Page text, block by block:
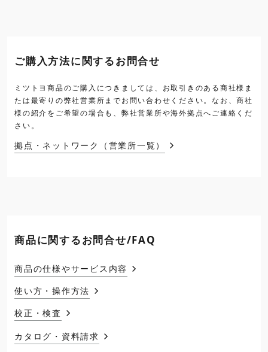
ご購入方法に関するお問合せ
ミツトヨ商品のご購入につきましては、お取引きのある商社様ま
たは最寄りの弊社営業所までお問い合わせください。なお、商社
様の紹介をご希望の場合も、弊社営業所や海外拠点へご連絡くだ
さい。
拠点・ネットワーク（営業所一覧）
商品に関するお問合せ/FAQ
商品の仕様やサービス内容
使い方・操作方法
校正・検査
カタログ・資料請求